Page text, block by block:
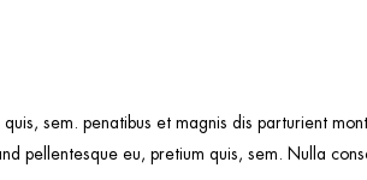
sem. penatibus et magnis dis parturient
pellentesque eu, pretium quis, sem. Nulla